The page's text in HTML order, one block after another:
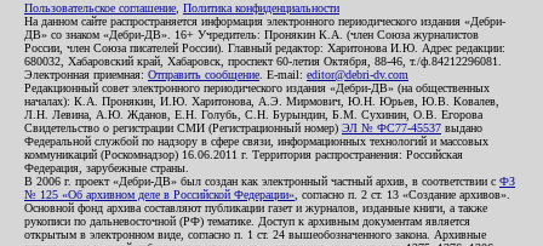
Пользовательское соглашение Политика конфиденциальности
На данном сайте распространяется информация электронного периодического издания «Дебри-
ДВ» со знаком «Дебри-ДВ». 16+ Учредитель: Пронякин К.А. (член Союза журналистов
России, член Союза писателей России). Главный редактор: Харитонова И.Ю. Адрес редакции:
680032, Хабаровский край, Хабаровск, проспект 60-летия Октября, 88-46, т./ф.84212296081.
Электронная приемная: Отправить сообщение . E-mail: editor@debri-dv.com
Редакционный совет электронного периодического издания «Дебри-ДВ» (на общественных
началах): К.А. Пронякин, И.Ю. Харитонова, А.Э. Мирмович, Ю.Н. Юрьев, Ю.В. Ковалев,
Л.Н. Левина, А.Ю. Жданов, Е.Н. Голубь, С.Н. Бурындин, Б.М. Сухинин, О.В. Егорова
Свидетельство о регистрации СМИ (Регистрационный номер) ЭЛ № ФС77-45537 выдано
Федеральной службой по надзору в сфере связи, информационных технологий и массовых
коммуникаций (Роскомнадзор) 16.06.2011 г. Территория распространения: Российская
Федерация, зарубежные страны.
В 2006 г. проект «Дебри-ДВ» был создан как электронный частный архив, в соответствии с ФЗ
№ 125 «Об архивном деле в Российской Федерации» , согласно п. 2 ст. 13 «Создание архивов».
Основной фонд архива составляют публикации газет и журналов, изданные книги, а также
рукописи по дальневосточной (РФ) тематике. Доступ к архивным документам является
открытым в электронном виде, согласно п. 1 ст. 24 вышеобозначенного закона. Архивные